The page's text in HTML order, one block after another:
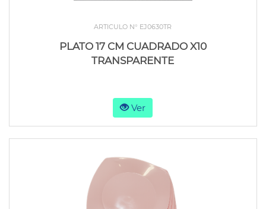
ARTICULO N° EJ0630TR
PLATO 17 CM CUADRADO X10
TRANSPARENTE
Ver